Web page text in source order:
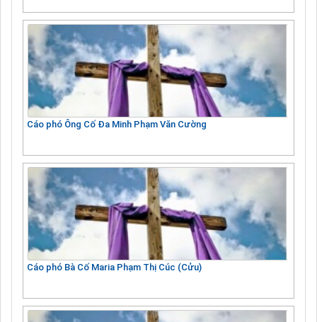
Cáo phó Ông Cố Đa Minh Phạm Văn Cường
Cáo phó Bà Cố Maria Phạm Thị Cúc (Cửu)